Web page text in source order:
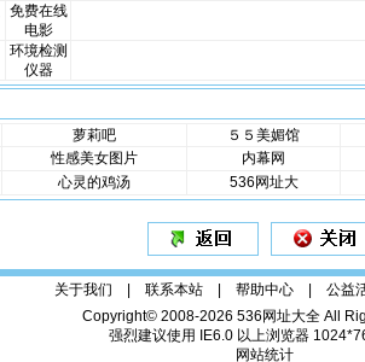
免费在线
电影
环境检测
仪器
萝莉吧 ５５美媚馆
性感美女图片 内幕网
心灵的鸡汤 536网址大
关于我们 | 联系本站 | 帮助中心 | 公益
Copyright© 2008-2026 536网址大全 All
强烈建议使用 IE6.0 以上浏览器
网站统计